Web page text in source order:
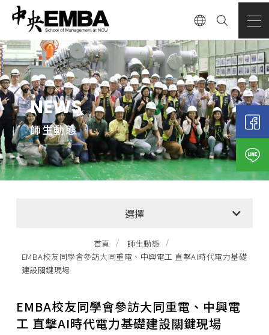
NEWS
師生動態
選擇
全部消息
EMBA招生公告
行政公告
師生動態
首頁
師生動態
EMBA校友同學會參訪大同重電、中興電工 直擊AI時代電力基礎
建設關鍵現場
EMBA校友同學會參訪大同重電、中興電
工 直擊AI時代電力基礎建設關鍵現場